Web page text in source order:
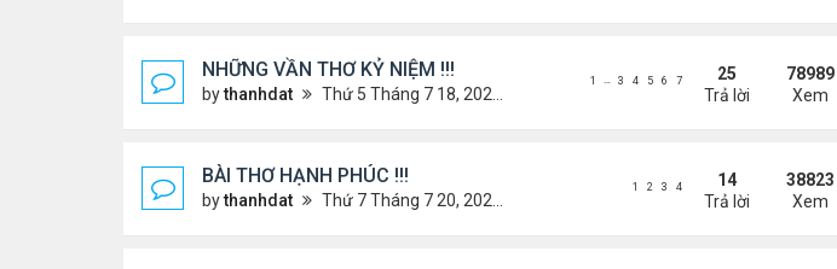
NHỮNG VẦN THƠ KỶ NIỆM !!!
bythanhdat Thứ 5 Tháng 7 18, 2024 9:14 am
25
Trả lời
78989
Xem
1 … 3 4 5 6 7
BÀI THƠ HẠNH PHÚC !!!
bythanhdat Thứ 7 Tháng 7 20, 2024 2:25 pm
14
Trả lời
38823
Xem
1 2 3 4